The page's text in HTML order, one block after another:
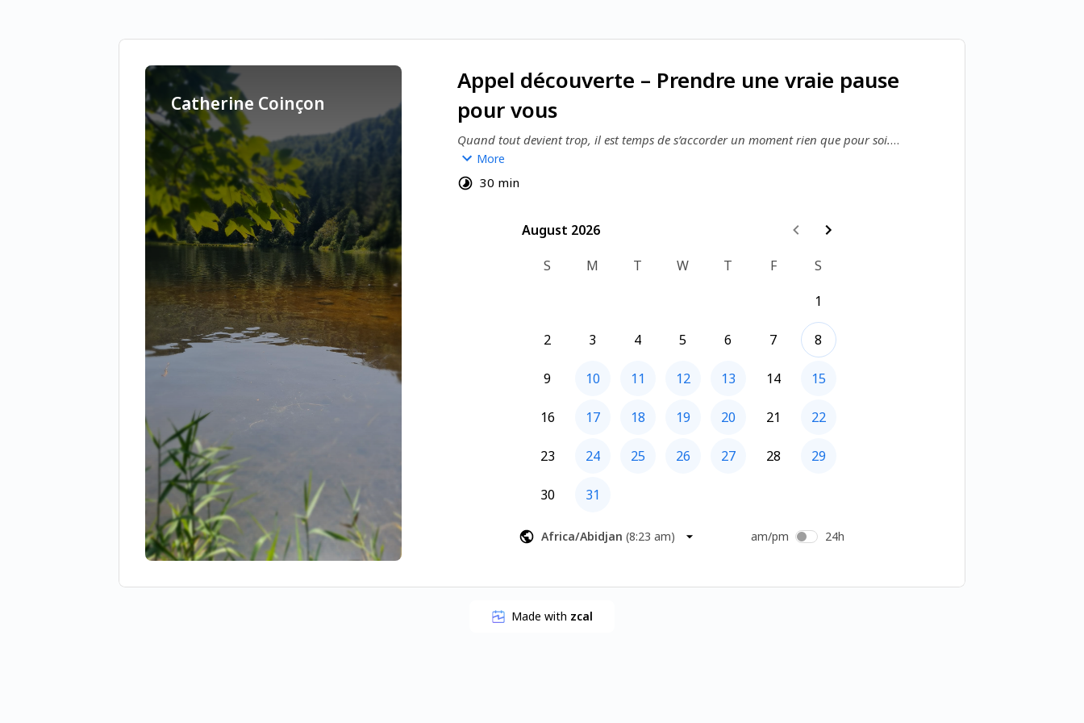
Catherine Coinçon
Appel découverte – Prendre une vraie pause
pour vous
Quand tout devient trop, il est temps de s’accorder un moment rien que pour soi.
Vous donnez beaucoup — à votre entourage, à votre travail, à vos proches — mais
vous sentez que vous n’avez plus d’espace pour vous ?
Ensemble, faisons le point sur votre situation et vos besoins,
calme et énergie au quotidien.
More
30 min
August 2026
August 2026
S
M T W T F
S
1
2 3 4 5 6 7 8
9 10 11 12 13 14 15
16 17 18 19 20 21 22
23 24 25 26 27 28 29
30 31
Africa/Abidjan (8:23 am) am/pm 24h
Made with zcal